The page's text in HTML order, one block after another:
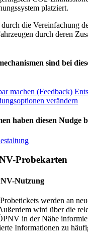
platziert.
die Vereinfachung
durch deren
sind bei
machen (Feedback)
verändern
haben diesen Nudge
Probekarten
Nutzung
werden an
wird über die
in der Nähe
Informationen zu